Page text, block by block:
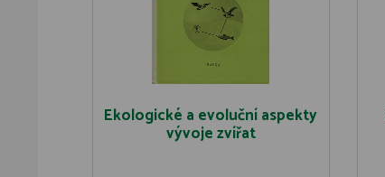
Ekologické a evoluční aspekty
vývoje zvířat